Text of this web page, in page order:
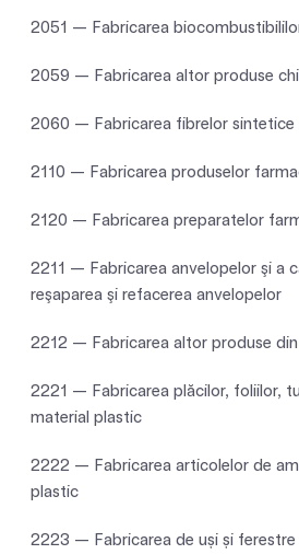
2051 — Fabricarea
2059 — Fabricarea altor produse
2060 — Fabricarea fibrelor sintetice
2110 — Fabricarea produselor
2120 — Fabricarea preparatelor
2211 — Fabricarea anvelopelor şi a
reşaparea şi refacerea anvelopelor
2212 — Fabricarea altor produse
2221 — Fabricarea plăcilor, foliilor,
material plastic
2222 — Fabricarea articolelor de
plastic
2223 — Fabricarea de uși și